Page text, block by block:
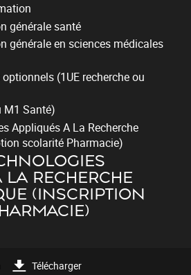
générale santé
générale en sciences médicales
(1UE recherche ou
M1 Santé)
Appliqués A La Recherche
scolarité Pharmacie)
RECHERCHE
(INSCRIPTION
Télécharger